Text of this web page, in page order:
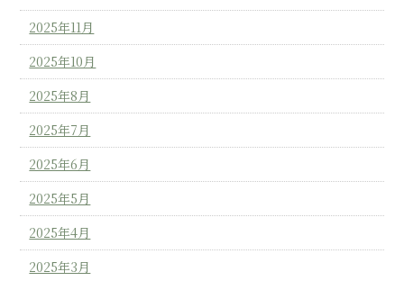
2025年11月
2025年10月
2025年8月
2025年7月
2025年6月
2025年5月
2025年4月
2025年3月